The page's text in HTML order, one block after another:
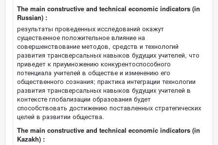
The main constructive and technical economic indicators (in
Russian) :
результаты проведенных исследований окажут
существенное положительное влияние на
совершенствование методов, средств и технологий
развития трансверсальных навыков будущих учителей, что
приведет к приумножению конкурентоспособного
потенциала учителей в обществе и изменению его
общественного сознания; практика интеграции технологии
развития трансверсальных навыков будущих учителей в
контексте глобализации образования будет
способствовать достижению поставленных стратегических
целей в развитии общества.
The main constructive and technical economic indicators (in
Kazakh) :